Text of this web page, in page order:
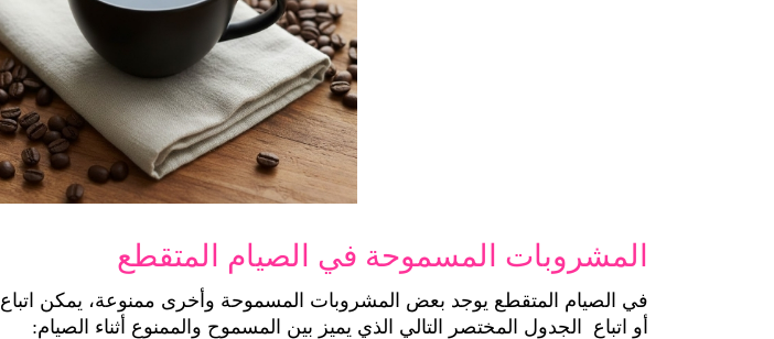
المشروبات المسموحة في الصيام المتقطع
في الصيام المتقطع يوجد بعض المشروبات المسموحة وأخرى ممنوعة، يمكن اتباع
أو اتباع  الجدول المختصر التالي الذي يميز بين المسموح والممنوع أثناء الصيام: